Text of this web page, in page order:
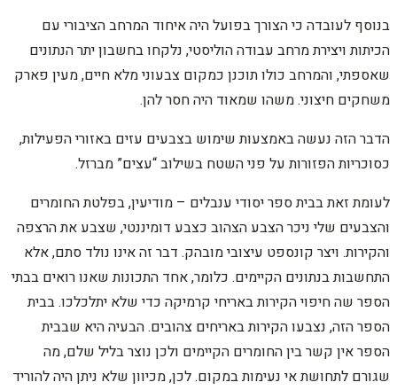
בנוסף לעובדה כי הצורך בפועל היה איחוד המרחב הציבורי עם
הכיתות ויצירת מרחב עבודה הוליסטי, נלקחו בחשבון יתר הנתונים
שאספתי, והמרחב כולו תוכנן כמקום צבעוני מלא חיים, מעין פארק
משחקים חיצוני. משהו שמאוד היה חסר להן.
הדבר הזה נעשה באמצעות שימוש בצבעים עזים באזורי הפעילות,
כסוכריות הפזורות על פני השטח בשילוב “עצים” מברזל.
לעומת זאת בבית ספר יסודי ענבלים – מודיעין, בפלטת החומרים
והצבעים שלי ניכר הצבע הצהוב כצבע דומיננטי, שצבע את הרצפה
והקירות. ויצר קונספט עיצובי מובהק. דבר זה אינו נולד סתם, אלא
התחשבות בנתונים הקיימים. כלומר, אחד התכונות שאנו רואים בבתי
הספר שה חיפוי הקירות באריחי קרמיקה כדי שלא יתלכלכו. בבית
הספר הזה, נצבעו הקירות באריחים צהובים. הבעיה היא שבבית
הספר אין קשר בין החומרים הקיימים ולכן נוצר בליל שלם, מה
שגורם לתחושת אי נעימות במקום. לכן, מכיוון שלא ניתן היה להוריד